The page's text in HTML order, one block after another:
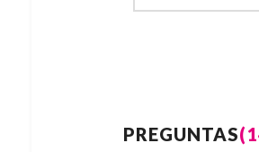
PREGUNTAS